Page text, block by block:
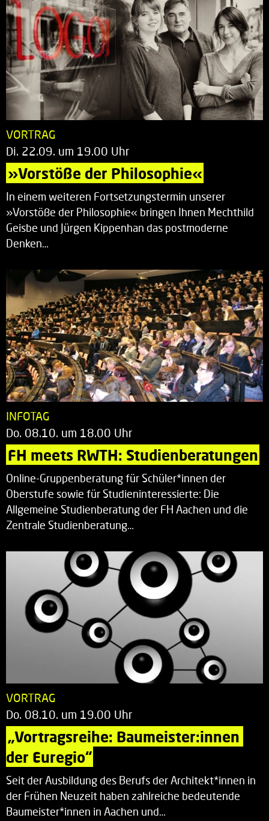
VORTRAG
Di. 22.09. um 19.00 Uhr
»Vorstöße der Philosophie«
In einem weiteren Fortsetzungstermin unserer
»Vorstöße der Philosophie« bringen Ihnen Mechthild
Geisbe und Jürgen Kippenhan das postmoderne
Denken…
INFOTAG
Do. 08.10. um 18.00 Uhr
FH meets RWTH: Studienberatungen
Online-Gruppenberatung für Schüler*innen der
Oberstufe sowie für Studieninteressierte: Die
Allgemeine Studienberatung der FH Aachen und die
Zentrale Studienberatung…
VORTRAG
Do. 08.10. um 19.00 Uhr
„Vortragsreihe: Baumeister:innen
der Euregio“
Seit der Ausbildung des Berufs der Architekt*innen in
der Frühen Neuzeit haben zahlreiche bedeutende
Baumeister*innen in Aachen und…